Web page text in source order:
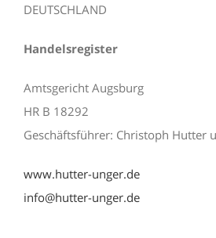
DEUTSCHLAND
Handelsregister
Amtsgericht Augsburg
HR B 18292
Geschäftsführer: Christoph Hutter
www.hutter-unger.de
info@hutter-unger.de